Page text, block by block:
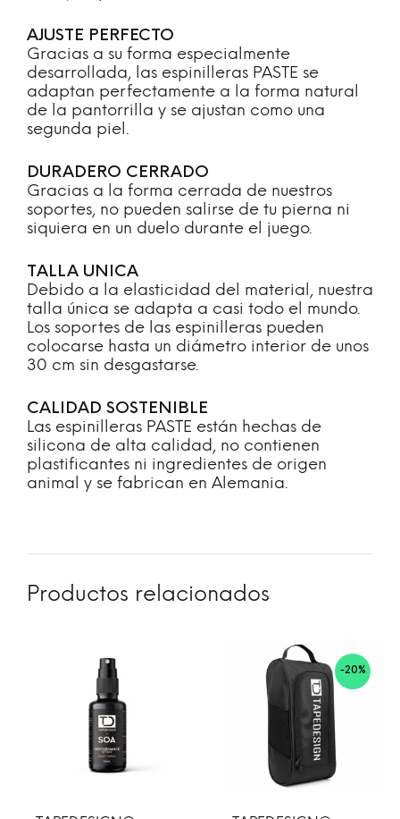
AJUSTE PERFECTO
Gracias a su forma especialmente
desarrollada, las espinilleras PASTE se
adaptan perfectamente a la forma natural
de la pantorrilla y se ajustan como una
segunda piel.
DURADERO CERRADO
Gracias a la forma cerrada de nuestros
soportes, no pueden salirse de tu pierna ni
siquiera en un duelo durante el juego.
TALLA UNICA
Debido a la elasticidad del material, nuestra
talla única se adapta a casi todo el mundo.
Los soportes de las espinilleras pueden
colocarse hasta un diámetro interior de unos
30 cm sin desgastarse.
CALIDAD SOSTENIBLE
Las espinilleras PASTE están hechas de
silicona de alta calidad, no contienen
plastificantes ni ingredientes de origen
animal y se fabrican en Alemania.
Productos relacionados
-20%